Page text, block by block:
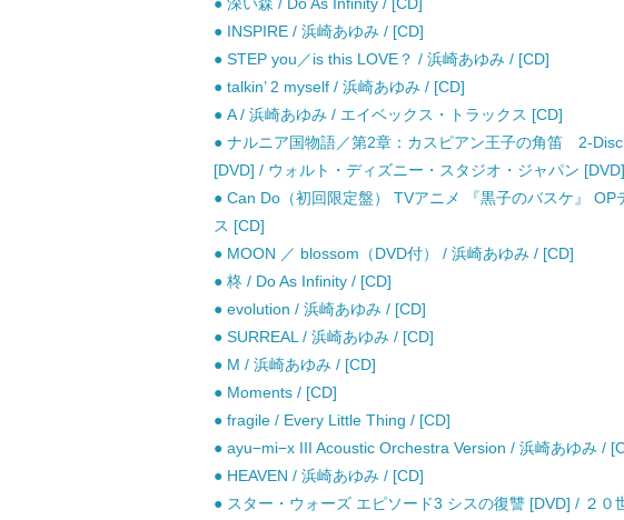
● INSPIRE / 浜崎あゆみ / [CD]
● STEP you／is this LOVE？ / 浜崎あゆみ / [CD]
● talkin’ 2 myself / 浜崎あゆみ / [CD]
● A / 浜崎あゆみ / エイベックス・トラックス [CD]
● ナルニア国物語／第2章：カスピアン王子の角笛 2-
[DVD] / ウォルト・ディズニー・スタジオ・ジャパン [DVD]
● Can Do（初回限定盤） TVアニメ 『黒子のバスケ』 OP
ス [CD]
● MOON ／ blossom（DVD付） / 浜崎あゆみ / [CD]
● 柊 / Do As Infinity / [CD]
● evolution / 浜崎あゆみ / [CD]
● SURREAL / 浜崎あゆみ / [CD]
● M / 浜崎あゆみ / [CD]
● Moments / [CD]
● fragile / Every Little Thing / [CD]
● ayu−mi−x III Acoustic Orchestra Version / 浜崎あゆみ /
● HEAVEN / 浜崎あゆみ / [CD]
● スター・ウォーズ エピソード3 シスの復讐 [DVD] / ２０